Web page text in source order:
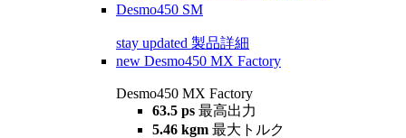
Desmo450 SM
stay updated 製品詳細
new Desmo450 MX Factory
Desmo450 MX Factory
63.5 ps 最高出力
5.46 kgm 最大トルク